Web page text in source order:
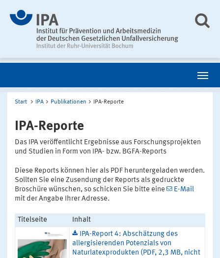
Start IPA Publikationen IPA-Reporte
IPA-Reporte
Das IPA veröffentlicht Ergebnisse aus Forschungsprojekten
und Studien in Form von IPA- bzw. BGFA-Reports
Diese Reports können hier als PDF heruntergeladen werden.
Sollten Sie eine Zusendung der Reports als gedruckte
Broschüre wünschen, so schicken Sie bitte eine
E-Mail
mit der Angabe Ihrer Adresse.
Titelseite
Inhalt
IPA-Report 4: Abschätzung des
allergisierenden Potenzials von
Naturlatexprodukten (PDF, 2,3 MB, nicht